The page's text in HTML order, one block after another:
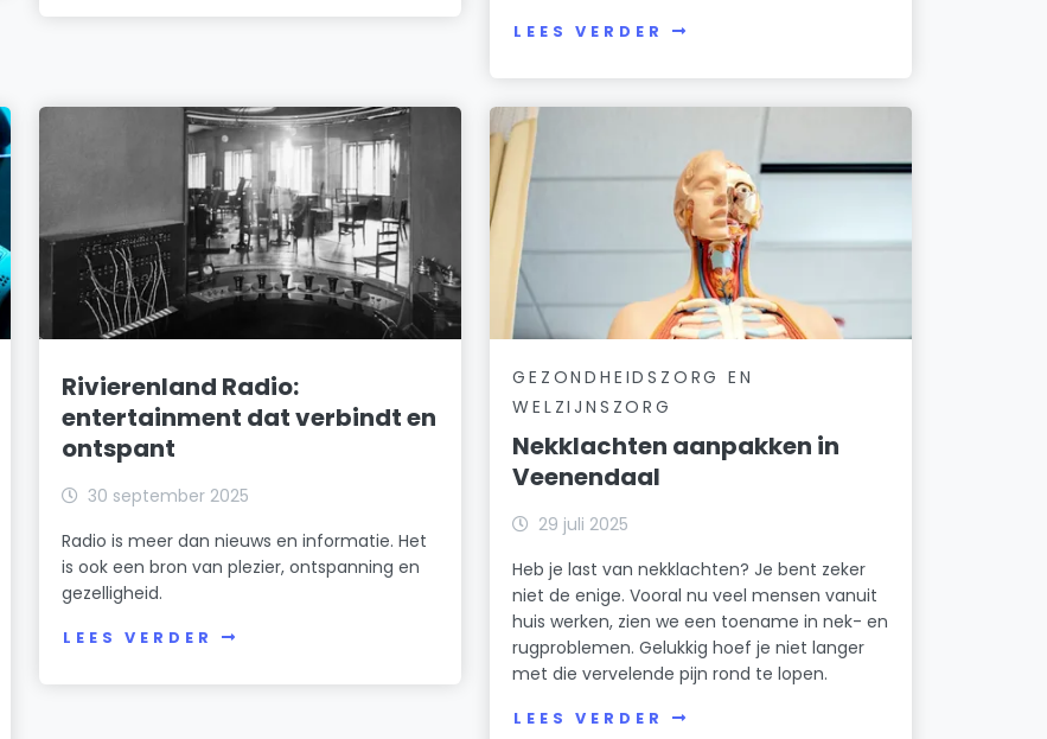
LEES VERDER
Rivierenland Radio:
entertainment dat verbindt en
ontspant
30 september 2025
Radio is meer dan nieuws en informatie. Het
is ook een bron van plezier, ontspanning en
gezelligheid.
LEES VERDER
GEZONDHEIDSZORG EN
WELZIJNSZORG
Nekklachten aanpakken in
Veenendaal
29 juli 2025
Heb je last van nekklachten? Je bent zeker
niet de enige. Vooral nu veel mensen vanuit
huis werken, zien we een toename in nek- en
rugproblemen. Gelukkig hoef je niet langer
met die vervelende pijn rond te lopen.
LEES VERDER